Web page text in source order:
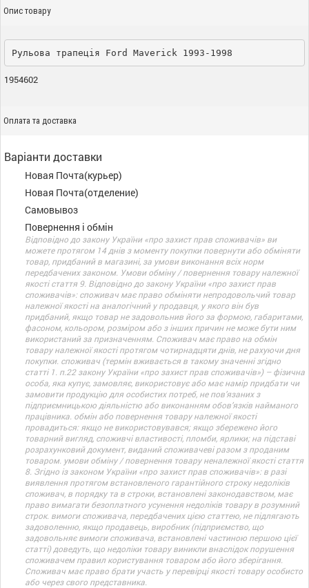
Опис товару
Рульова трапеція Ford Maverick 1993-1998
1954602
Оплата та доставка
Варіанти доставки
Новая Почта(курьер)
Новая Почта(отделение)
Самовывоз
Повернення і обмін
Відповідно до закону України «про захист прав споживачів» ви
можете протягом 14 днів з моменту покупки повернути або обміняти
товар, придбаний в магазині, за умови виконання всіх норм
передбачених законом. Умови обміну / повернення товару належної
якості стаття 9. Відповідно до закону України «про захист прав
споживачів»: споживач має право обміняти непродовольчий товар
належної якості на аналогічний у продавця, у якого він був
придбаний, якщо товар не задовольнив його за формою, габаритами,
фасоном, кольором, розміром або з інших причин не може бути ним
використаний за призначенням. Споживач має право на обмін
товару належної якості протягом чотирнадцяти днів, не рахуючи дня
покупки. споживач (термін вживається в такому значенні згідно
статті 1. п.22 закону України «про захист прав споживачів») – фізична
особа, яка купує, замовляє, використовує або має намір придбати чи
замовити продукцію для особистих потреб, не пов’язаних з
підприємницькою діяльністю або виконанням обов’язків найманого
працівника. обмін або повернення товару належної якості
провадиться: якщо не використовувався; якщо збережено його
товарний вигляд, споживчі властивості, пломби, ярлики; на підставі
розрахунковий документ, виданий споживачеві разом з проданим
товаром. умови обміну / повернення товару неналежної якості стаття
8. Згідно із законом України «про захист прав споживачів»: в разі
виявлення протягом встановленого гарантійного строку недоліків
споживач, в порядку та в строки, встановлені законодавством, має
право вимагати безоплатного усунення недоліків товару в розумний
строк. вимоги споживача, передбачених цією статтею, не підлягають
задоволенню, якщо продавець, виробник (підприємство, що
задовольняє вимоги споживача, встановлені частиною першою цієї
статті) доведуть, що недоліки товару виникли внаслідок порушення
споживачем правил користування товаром або його зберігання.
Споживач має право брати участь у перевірці якості товару особисто
або через свого представника.